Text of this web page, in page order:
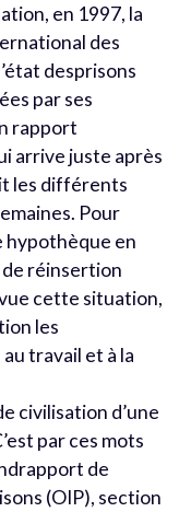
en 1997, la
des
desprisons
par ses
rapport
arrive juste après
les différents
Pour
hypothèque en
réinsertion
cette situation,
les
travail et à la
civilisation d’une
par ces mots
de
(OIP), section